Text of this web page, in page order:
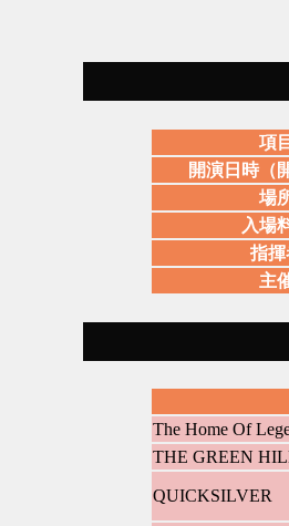
項目
開演日時（
場
入場
指揮
主
The Home Of
THE GREEN
QUICKSILVER